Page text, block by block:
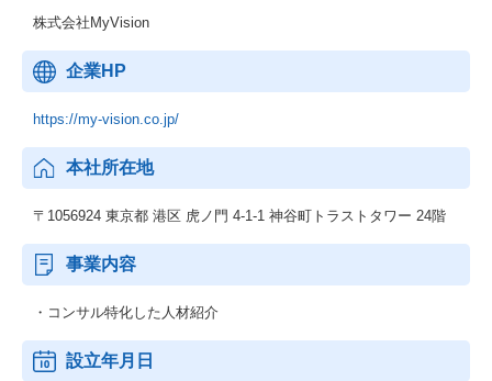
株式会社MyVision
企業HP
https://my-vision.co.jp/
本社所在地
〒1056924 東京都 港区 虎ノ門 4-1-1 神谷町トラストタワー 24階
事業内容
・コンサル特化した人材紹介
設立年月日